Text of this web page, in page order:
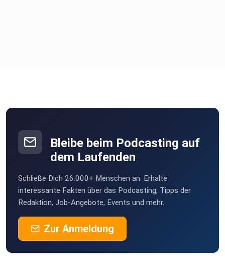
Bleibe beim Podcasting auf
dem Laufenden
Schließe Dich 26.000+ Menschen an. Erhalte
interessante Fakten über das Podcasting, Tipps der
Redaktion, Job-Angebote, Events und mehr.
Zur Anmeldung